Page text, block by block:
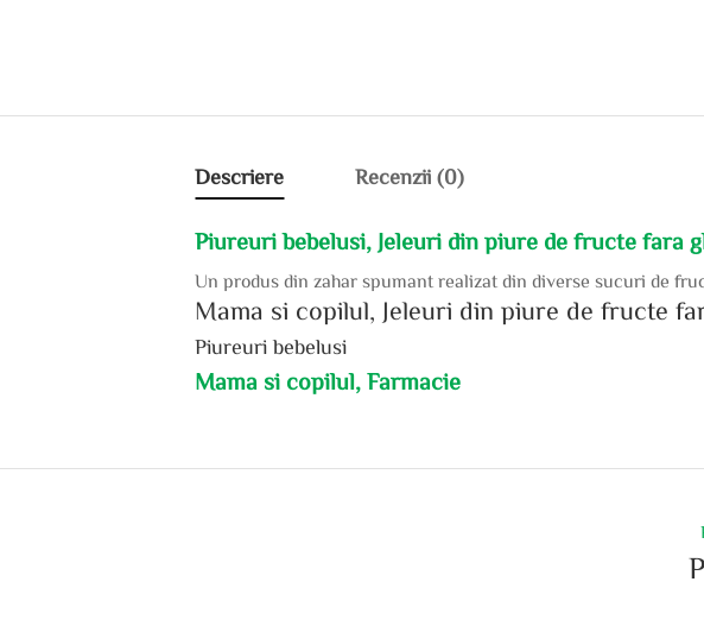
Descriere Recenzii (0)
Piureuri bebelusi, Jeleuri din piure de fructe fara
Un produs din zahar spumant realizat din diverse sucuri de
Mama si copilul, Jeleuri din piure de fructe
Piureuri bebelusi
Mama si copilul, Farmacie